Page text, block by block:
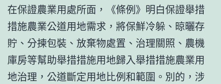
在保證農業用處所面，《條例》明白保證舉措
措施農業公道用地需求，將保鮮冷躲、晾曬存
貯、分揀包裝、放棄物處置、治理關照、農機
庫房等幫助舉措措施用地歸入舉措措施農業用
地治理，公道斷定用地比例和範圍。別的，涉